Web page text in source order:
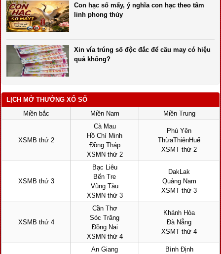
Con hạc số mấy, ý nghĩa con hạc theo tâm
linh phong thủy
Xin vía trúng số độc đắc để cầu may có hiệu
quả không?
LỊCH MỞ THƯỞNG XỔ SỐ
Miền bắc
Miền Nam Miền Trung
XSMB thứ 2
Cà Mau
Hồ Chí Minh
Đồng Tháp
XSMN thứ 2
Phú Yên
ThừaThiênHuế
XSMT thứ 2
XSMB thứ 3
Bạc Liêu
Bến Tre
Vũng Tàu
XSMN thứ 3
DakLak
Quảng Nam
XSMT thứ 3
XSMB thứ 4
Cần Thơ
Sóc Trăng
Đồng Nai
XSMN thứ 4
Khánh Hòa
Đà Nẵng
XSMT thứ 4
An Giang
Bình Định